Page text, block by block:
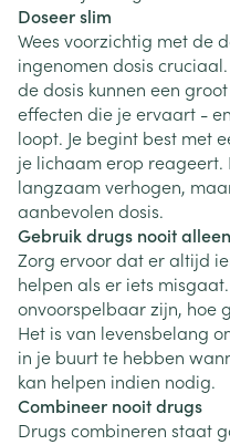
Doseer slim
Wees voorzichtig met de
ingenomen dosis
de dosis kunnen een
effecten die je ervaart -
loopt. Je begint best met
je lichaam erop reageert.
langzaam verhogen,
aanbevolen dosis.
Gebruik drugs nooit alleen
Zorg ervoor dat er altijd
helpen als er iets
onvoorspelbaar zijn, hoe
Het is van levensbelang
in je buurt te hebben
kan helpen indien nodig.
Combineer nooit drugs
Drugs combineren staat